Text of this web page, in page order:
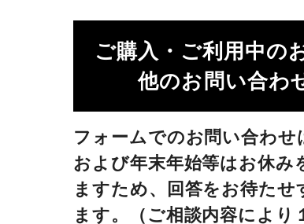
ご購入・ご利用中の
他のお問い合わ
フォームでのお問い合わせ
および年末年始等はお休み
ますため、回答をお待た
ます。（ご相談内容により